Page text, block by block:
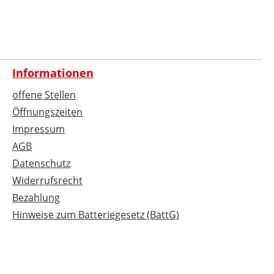
Informationen
offene Stellen
Öffnungszeiten
Impressum
AGB
Datenschutz
Widerrufsrecht
Bezahlung
Hinweise zum Batteriegesetz (BattG)